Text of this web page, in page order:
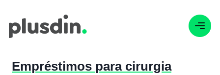
Empréstimos para cirurgia